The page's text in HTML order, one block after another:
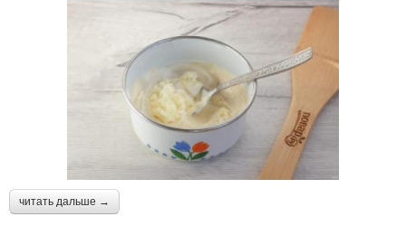
Курица в медово-
горчичном соусе
Курица в сливочном
соусе
Курица в майонезе Курица в соевом соусе
читать дальше →